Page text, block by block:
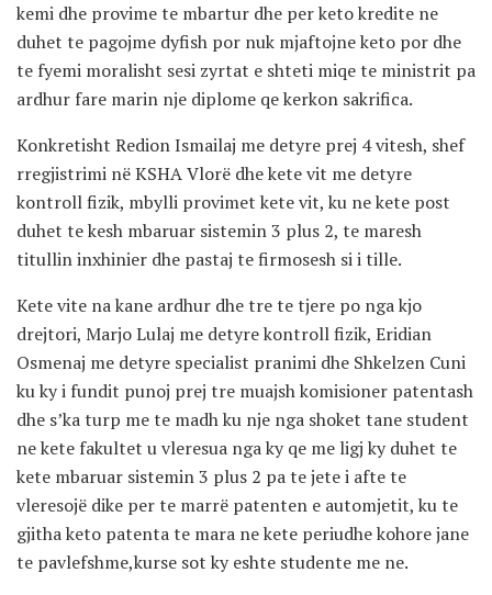
kemi dhe provime te mbartur dhe per keto kredite ne
duhet te pagojme dyfish por nuk mjaftojne keto por dhe
te fyemi moralisht sesi zyrtat e shteti miqe te ministrit pa
ardhur fare marin nje diplome qe kerkon sakrifica.
Konkretisht Redion Ismailaj me detyre prej 4 vitesh, shef
rregjistrimi në KSHA Vlorë dhe kete vit me detyre
kontroll fizik, mbylli provimet kete vit, ku ne kete post
duhet te kesh mbaruar sistemin 3 plus 2, te maresh
titullin inxhinier dhe pastaj te firmosesh si i tille.
Kete vite na kane ardhur dhe tre te tjere po nga kjo
drejtori, Marjo Lulaj me detyre kontroll fizik, Eridian
Osmenaj me detyre specialist pranimi dhe Shkelzen Cuni
ku ky i fundit punoj prej tre muajsh komisioner patentash
dhe s’ka turp me te madh ku nje nga shoket tane student
ne kete fakultet u vleresua nga ky qe me ligj ky duhet te
kete mbaruar sistemin 3 plus 2 pa te jete i afte te
vleresojë dike per te marrë patenten e automjetit, ku te
gjitha keto patenta te mara ne kete periudhe kohore jane
te pavlefshme,kurse sot ky eshte studente me ne.